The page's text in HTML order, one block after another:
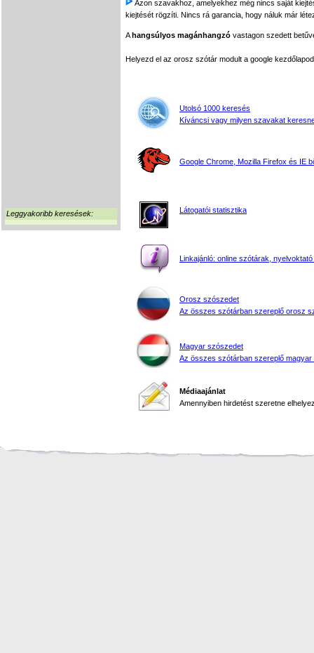
Leggyakoribb keresések:
Azon szavakhoz, amelyekhez még nincs saját
kiejtését rögzíti. Nincs rá garancia, hogy náluk már
Ahangsúlyos magánhangzó vastagon szedett
Helyezd el az orosz szótár modult a google
Utolsó 1000 keresés
Kíváncsi vagy milyen szavakat
Google Chrome, Mozilla Firefox és IE
Látogatói statisztika
Linkajánló: online szótárak, nyelvoktató
Orosz szószedet
Az összes szótárban szereplő orosz
Magyar szószedet
Az összes szótárban szereplő magyar
Médiaajánlat
Amennyiben hirdetést szeretne